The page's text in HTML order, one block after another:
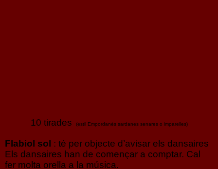
10 tirades (estil Empordanés sardanes senares o imparelles)
Flabiol sol : té per objecte d’avisar els dansaires
Els dansaires han de començar a comptar. Cal
fer molta orella a la música.